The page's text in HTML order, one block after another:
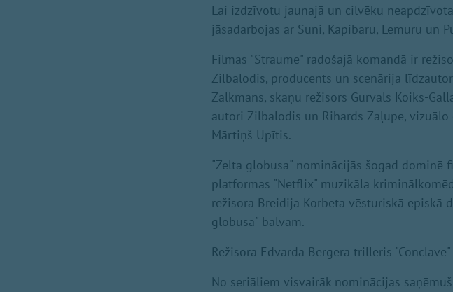
Lai izdzīvotu jaunajā un cilvēku
jāsadarbojas ar Suni, Kapibaru, Lemuru un
Filmas "Straume" radošajā komandā ir
Zilbalodis, producents un scenārija
Zalkmans, skaņu režisors Gurvals Koiks-
autori Zilbalodis un Rihards Zaļupe,
Mārtiņš Upītis.
"Zelta globusa" nominācijās šogad dominē
platformas "Netflix" muzikāla
režisora Breidija Korbeta vēsturiskā episkā
globusa" balvām.
Režisora Edvarda Bergera trilleris
No seriāliem visvairāk nominācijas